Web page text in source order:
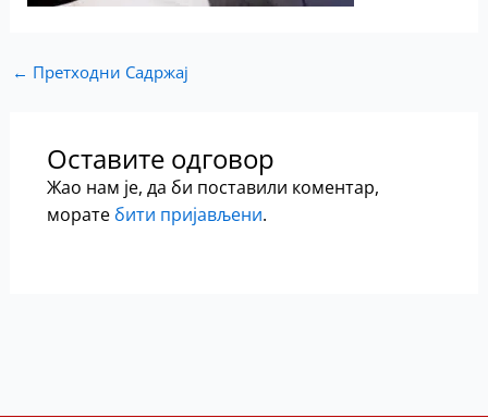
← Претходни Садржај
Оставите одговор
Жао нам је, да би поставили коментар,
морате бити пријављени.